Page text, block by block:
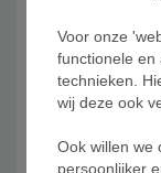
Voor onze
functionele en
technieken.
wij deze ook
Ook willen we
persoonlijker